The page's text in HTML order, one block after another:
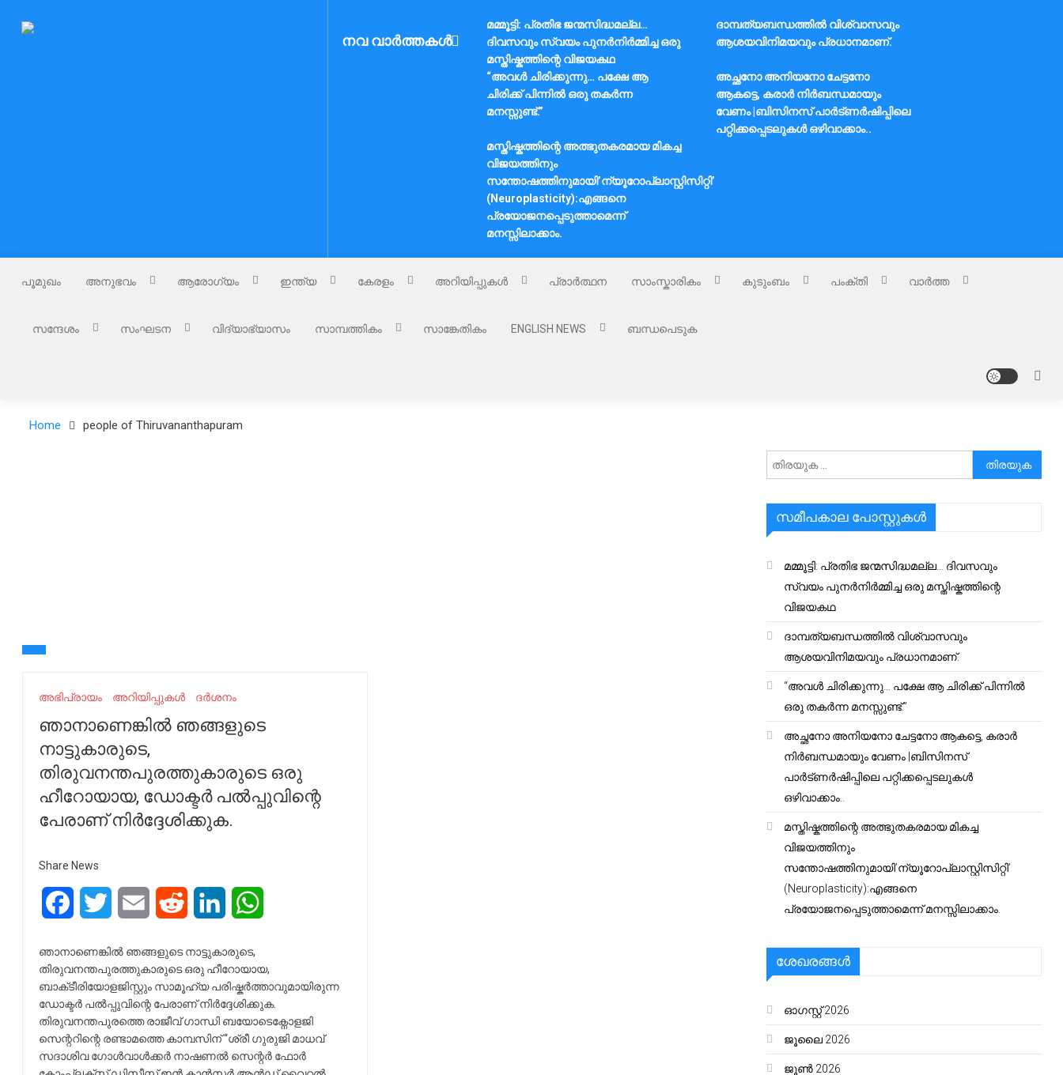
Nammude Naadu നവ വാർത്തകൾ
മമ്മൂട്ടി: പ്രതിഭ ജന്മസിദ്ധമല്ല…
ദിവസവും സ്വയം പുനർനിർമ്മിച്ച ഒരു
മസ്തിഷ്കത്തിന്റെ വിജയകഥ
ദാമ്പത്യബന്ധത്തിൽ വിശ്വാസവും
ആശയവിനിമയവും പ്രധാനമാണ്.
“അവൾ ചിരിക്കുന്നു… പക്ഷേ ആ
ചിരിക്ക് പിന്നിൽ ഒരു തകർന്ന
മനസ്സുണ്ട്.”
അച്ഛനോ അനിയനോ ചേട്ടനോ
ആകട്ടെ, കരാർ നിർബന്ധമായും
വേണം |ബിസിനസ് പാർട്ണർഷിപ്പിലെ
പറ്റിക്കപ്പെടലുകൾ ഒഴിവാക്കാം..
മസ്തിഷ്കത്തിന്റെ അത്ഭുതകരമായ മികച്ച
വിജയത്തിനും
സന്തോഷത്തിനുമായി’ന്യൂറോപ്ലാസ്റ്റിസിറ്റി’
(Neuroplasticity):എങ്ങനെ
പ്രയോജനപ്പെടുത്താമെന്ന്
മനസ്സിലാക്കാം.
പൂമുഖം അനുഭവം ആരോഗ്യം ഇന്ത്യ കേരളം അറിയിപ്പുകൾ പ്രാർത്ഥന സാംസ്കാരികം കുടുംബം പംക്തി വാർത്ത
സന്ദേശം സംഘടന വിദ്യാഭ്യാസം സാമ്പത്തികം സാങ്കേതികം ENGLISH NEWS ബന്ധപെടുക
Home people of Thiruvananthapuram
അഭിപ്രായം അറിയിപ്പുകൾ ദർശനം
ഞാനാണെങ്കിൽ ഞങ്ങളുടെ
നാട്ടുകാരുടെ,
തിരുവനന്തപുരത്തുകാരുടെ ഒരു
ഹീറോയായ, ഡോക്ടർ പൽപ്പുവിന്റെ
പേരാണ് നിർദ്ദേശിക്കുക.
Share News
FacebookTwitter Email Reddit LinkedIn
ഞാനാണെങ്കിൽ ഞങ്ങളുടെ നാട്ടുകാരുടെ,
തിരുവനന്തപുരത്തുകാരുടെ ഒരു ഹീറോയായ,
ബാക്‌ടീരിയോളജിസ്റ്റും സാമൂഹ്യ പരിഷ്കർത്താവുമായിരുന്ന
ഡോക്ടർ പൽപ്പുവിന്റെ പേരാണ് നിർദ്ദേശിക്കുക.
തിരുവനന്തപുരത്തെ രാജീവ് ഗാന്ധി ബയോടെക്നോളജി
സെന്ററിന്റെ രണ്ടാമത്തെ കാമ്പസിന് “ശ്രീ ഗുരുജി മാധവ്
സദാശിവ ഗോൾവാൾക്കർ നാഷണൽ സെന്റർ ഫോർ
അനേഷിക്കുക
സമീപകാല പോസ്റ്റുകൾ
മമ്മൂട്ടി: പ്രതിഭ ജന്മസിദ്ധമല്ല… ദിവസവും
സ്വയം പുനർനിർമ്മിച്ച ഒരു മസ്തിഷ്കത്തിന്റെ
വിജയകഥ
ദാമ്പത്യബന്ധത്തിൽ വിശ്വാസവും
ആശയവിനിമയവും പ്രധാനമാണ്.
“അവൾ ചിരിക്കുന്നു… പക്ഷേ ആ ചിരിക്ക് പിന്നിൽ
ഒരു തകർന്ന മനസ്സുണ്ട്.”
അച്ഛനോ അനിയനോ ചേട്ടനോ ആകട്ടെ, കരാർ
നിർബന്ധമായും വേണം |ബിസിനസ്
പാർട്ണർഷിപ്പിലെ പറ്റിക്കപ്പെടലുകൾ
ഒഴിവാക്കാം..
മസ്തിഷ്കത്തിന്റെ അത്ഭുതകരമായ മികച്ച
വിജയത്തിനും
സന്തോഷത്തിനുമായി’ന്യൂറോപ്ലാസ്റ്റിസിറ്റി’
(Neuroplasticity):എങ്ങനെ
പ്രയോജനപ്പെടുത്താമെന്ന് മനസ്സിലാക്കാം.
ശേഖരങ്ങൾ
ഓഗസ്റ്റ്‌ 2026
ജൂലൈ 2026
ജൂൺ 2026